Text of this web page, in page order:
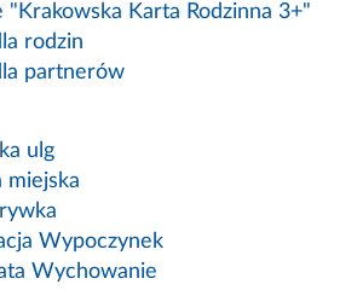
"Krakowska Karta Rodzinna 3+"
rodzin
partnerów
ulg
miejska
Wypoczynek
Wychowanie